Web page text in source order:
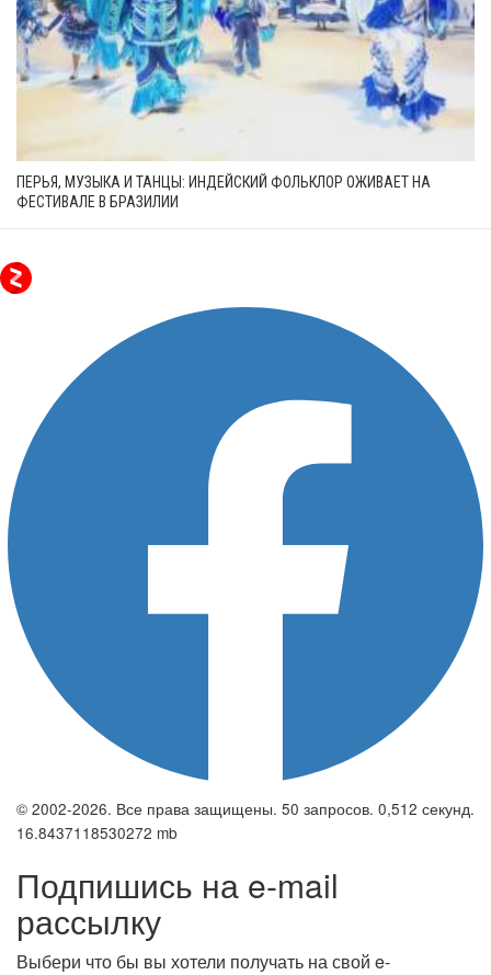
ПЕРЬЯ, МУЗЫКА И ТАНЦЫ: ИНДЕЙСКИЙ ФОЛЬКЛОР ОЖИВАЕТ НА
ФЕСТИВАЛЕ В БРАЗИЛИИ
© 2002-2026. Все права защищены. 50 запросов. 0,512 секунд.
16.8437118530272 mb
Подпишись на e-mail
рассылку
Выбери что бы вы хотели получать на свой e-